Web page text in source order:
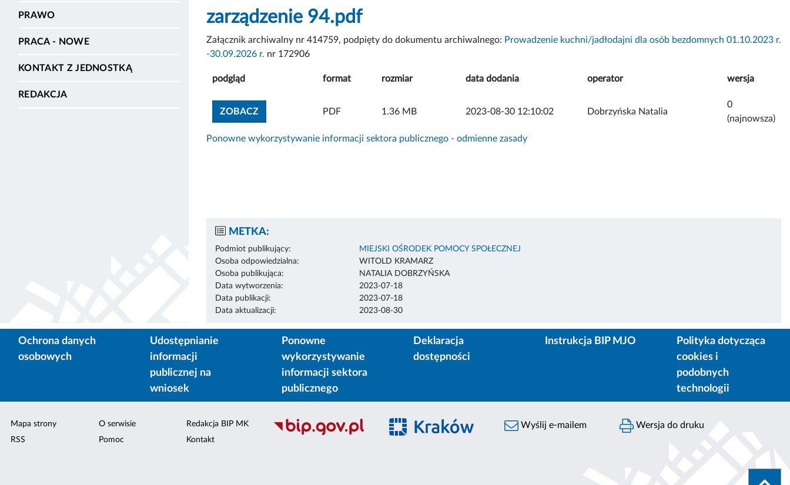
PRAWO
PRACA - NOWE
KONTAKT Z JEDNOSTKĄ
REDAKCJA
zarządzenie 94.pdf
Załącznik archiwalny nr 414759, podpięty do dokumentu archiwalnego: Prowadzenie kuchni/jadłodajni dla osób bezdomnych 01.10.2023 r.
-30.09.2026 r. nr 172906
podgląd format rozmiar data dodania operator wersja
ZOBACZZOBACZ ZAŁĄCZNIK
PDF 1.36 MB 2023-08-30 12:10:02 Dobrzyńska Natalia
0
(najnowsza)
Ponowne wykorzystywanie informacji sektora publicznego - odmienne zasady
METKA:
Podmiot publikujący:
MIEJSKI OŚRODEK POMOCY SPOŁECZNEJ
Osoba odpowiedzialna:
WITOLD KRAMARZ
Osoba publikująca:
NATALIA DOBRZYŃSKA
Data wytworzenia:
2023-07-18
Data publikacji:
2023-07-18
Data aktualizacji:
2023-08-30
Ochrona danych
osobowych
Udostępnianie
informacji
publicznej na
wniosek
Ponowne
wykorzystywanie
informacji sektora
publicznego
Deklaracja
dostępności
Instrukcja BIP MJO
Polityka dotycząca
cookies i
podobnych
technologii
Mapa strony
RSS
O serwisie
Pomoc
Redakcja BIP MK
Kontakt
Wyślij e-mailem Wersja do druku